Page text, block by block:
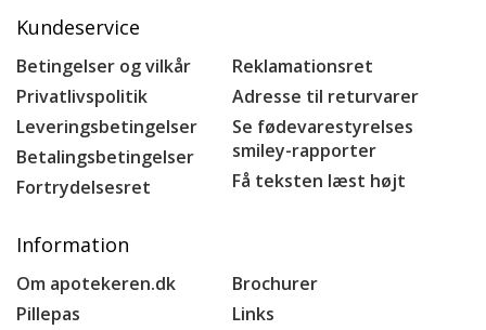
Kundeservice
Betingelser og vilkår
Privatlivspolitik
Leveringsbetingelser
Betalingsbetingelser
Fortrydelsesret
Reklamationsret
Adresse til returvarer
Se fødevarestyrelses
smiley-rapporter
Få teksten læst højt
Information
Om apotekeren.dk
Pillepas
Brochurer
Links